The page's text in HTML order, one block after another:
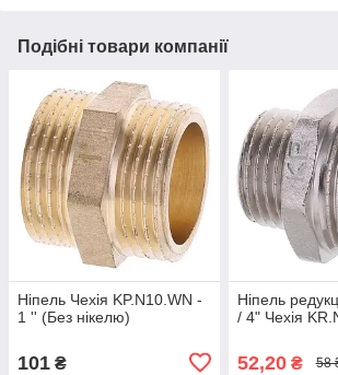
Подібні товари компанії
Ніпель Чехія KP.N10.WN -
1 '' (Без нікелю)
101 ₴
Ніпель
/ 4" Чехія
52,20₴ 58